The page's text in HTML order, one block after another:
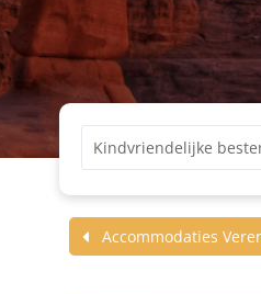
Kindvriendelijke
Accommodaties